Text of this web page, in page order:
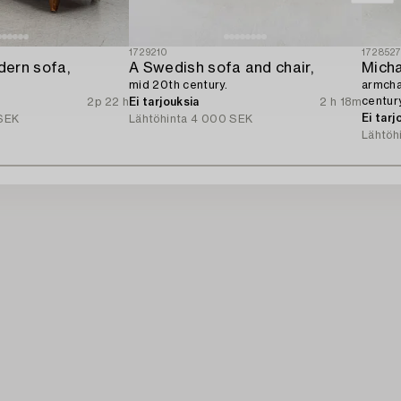
sofa,
2p 22 h
1729210
A Swedish sofa and chair,
mid 20th century.
Ei tarjouksia
2 h 18m
Lähtöhinta 4 000 SEK
Ei